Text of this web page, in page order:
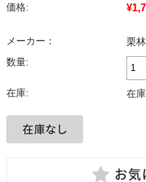
価格:
メーカー：
栗
数量:
在庫: 在